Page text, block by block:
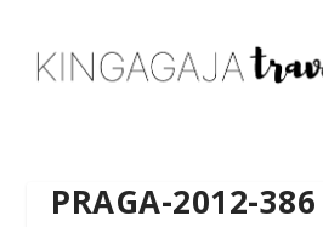
PRAGA-2012-386